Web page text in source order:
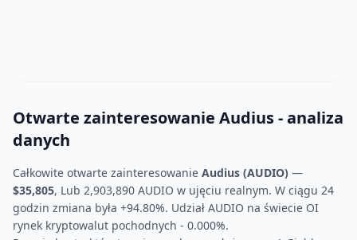
Otwarte zainteresowanie Audius - analiza
danych
Całkowite otwarte zainteresowanie Audius (AUDIO) —
$35,805, Lub 2,903,890 AUDIO w ujęciu realnym. W ciągu 24
godzin zmiana była +94.80%. Udział AUDIO na świecie OI
rynek kryptowalut pochodnych - 0.000%.